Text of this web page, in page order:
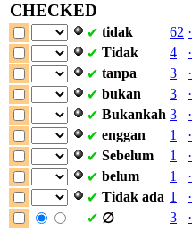
CHECKED
✔ tidak 62 ·
✔ Tidak 4 ·
✔ tanpa 3 ·
✔ bukan 3 ·
✔ Bukankah 3 ·
✔ enggan 1
·
✔ Sebelum 1
·
✔ belum 1
·
✔ Tidak ada 1
·
✔ ∅ 3 ·